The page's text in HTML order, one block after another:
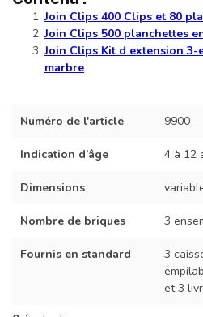
Join Clips 400 Clips et 80
Join Clips 500 planchettes
Join Clips Kit d extension 3-
marbre
Numéro de l'article 9900
Indication d’âge 4 à 12
Dimensions
Nombre de briques 3
Fournis en standard
3
et 3